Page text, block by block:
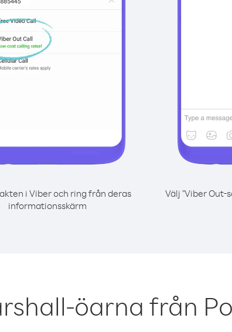
i Viber och ring från deras
informationsskärm
Välj "Viber
öarna från